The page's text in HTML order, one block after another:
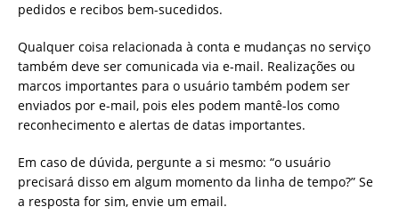
pedidos e recibos bem-sucedidos.
Qualquer coisa relacionada à conta e mudanças no serviço
também deve ser comunicada via e-mail. Realizações ou
marcos importantes para o usuário também podem ser
enviados por e-mail, pois eles podem mantê-los como
reconhecimento e alertas de datas importantes.
Em caso de dúvida, pergunte a si mesmo: “o usuário
precisará disso em algum momento da linha de tempo?” Se
a resposta for sim, envie um email.